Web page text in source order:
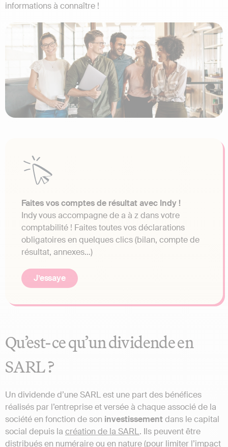
informations à connaître !
Faites vos comptes de résultat avec Indy !
Indy vous accompagne de a à z dans votre
comptabilité ! Faites toutes vos déclarations
obligatoires en quelques clics (bilan, compte de
résultat, annexes…)
J’essaye
Qu’est-ce qu’un dividende en
SARL ?
Un dividende d’une SARL est une part des bénéfices
réalisés par l’entreprise et versée à chaque associé de la
société en fonction de son investissementdans le capital
social depuis la création de la SARL. Ils peuvent être
distribués en numéraire ou en nature (pour limiter l’impact